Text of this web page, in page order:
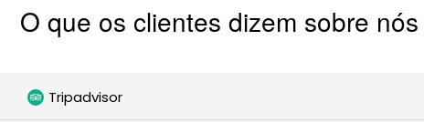
O que os clientes dizem sobre nós
Tripadvisor